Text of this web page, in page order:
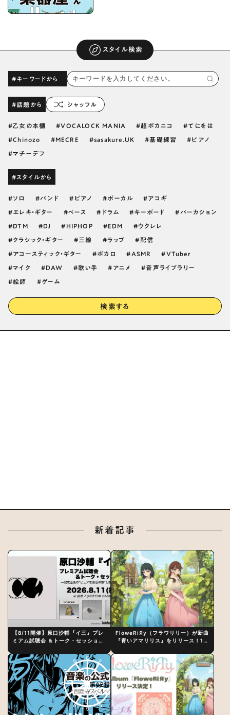
スタイル検索
#キーワードから
#話題から シャッフル
乙女の本棚 VOCALOCK MANIA 超ボカニコ てにをは
Chinozo MECRE sasakure.UK 基礎練習 ピアノ
マチーデフ
#スタイルから
ソロ バンド ピアノ ボーカル アコギ
エレキ・ギター ベース ドラム キーボード パーカション
DTM DJ HIPHOP EDM ウクレレ
クラシック・ギター 三線 ラップ 配信
アコースティック・ギター ボカロ ASMR VTuber
マイク DAW 歌い手 アニメ 音声ライブラリー
絵師 ゲーム
検索する
新着記事
【8/11開催】原口沙輔『イ三』プレ
ミアム試聴会 ＆トーク・セッション
制作秘話
FloweRiЯy（フラワリリー）が新曲
『青いアマリリス』をリリース！1st